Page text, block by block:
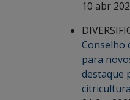
10 abr
Conselho
para
destaque
citricultura